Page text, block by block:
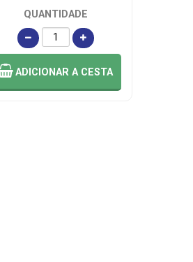
QUANTIDADE
ADICIONARA CESTA